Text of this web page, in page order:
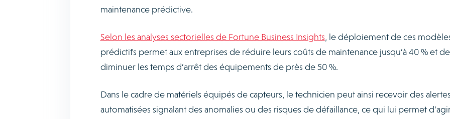
maintenance prédictive.
Selon les analyses sectorielles de Fortune Business Insights , le déploiement de ces
prédictifs permet aux entreprises de réduire leurs coûts de maintenance jusqu’à 40 % et de
diminuer les temps d’arrêt des équipements de près de 50 %.
Dans le cadre de matériels équipés de capteurs, le technicien peut ainsi recevoir des
automatisées signalant des anomalies ou des risques de défaillance, ce qui lui permet